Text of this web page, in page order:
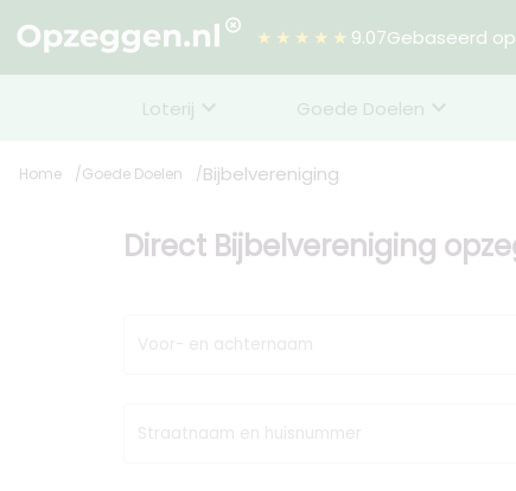
★★★★★ 9.07Gebaseerd op
Loterij Goede Doelen
Home Goede Doelen Bijbelvereniging
Direct Bijbelvereniging
Voor- en achternaam
Straatnaam en huisnummer